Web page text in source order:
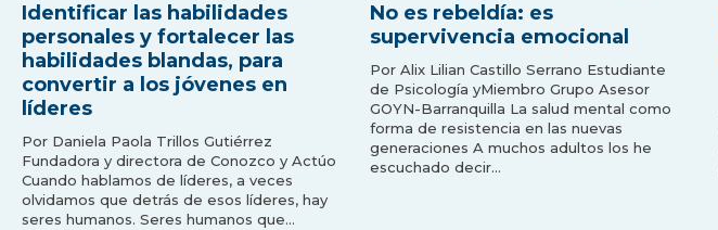
Identificar las habilidades
personales y fortalecer las
habilidades blandas, para
convertir a los jóvenes en
líderes
Por Daniela Paola Trillos Gutiérrez
Fundadora y directora de Conozco y Actúo
Cuando hablamos de líderes, a veces
olvidamos que detrás de esos líderes, hay
seres humanos. Seres humanos que…
No es rebeldía: es
supervivencia emocional
Por Alix Lilian Castillo Serrano Estudiante
de Psicología yMiembro Grupo Asesor
GOYN-Barranquilla La salud mental como
forma de resistencia en las nuevas
generaciones A muchos adultos los he
escuchado decir…